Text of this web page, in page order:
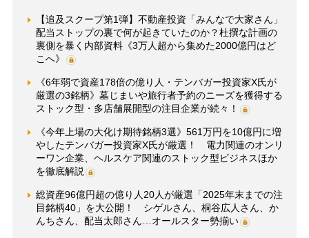
【追及スクープ第1弾】不動産投資「みんなで大家さん」
配当ストップの裏で何が起きていたのか？杜撰な計画の
裏側を暴く内部資料《3万人超から集めた2000億円はど
こへ》
《6年弱で資産178倍の億り人・テンバガー投資家X氏が
厳選の3銘柄》墓じまいや旅行者予約のニーズを獲得する
ストック型・多店舗展開型の注目企業が続々！
《今年上場の大化け期待銘柄3選》561万円を10億円に増
やしたテンバガー投資家X氏が厳選！ 電力関連のオンリ
ーワン企業、ヘルスケア関連のストック型ビジネスほか
を徹底解説
総資産96億円超の億り人20人が厳選「2025年末までの注
目銘柄40」を大公開！ シゲルさん、桐谷広人さん、か
んちさん、配当太郎さん…オールスター勢揃い